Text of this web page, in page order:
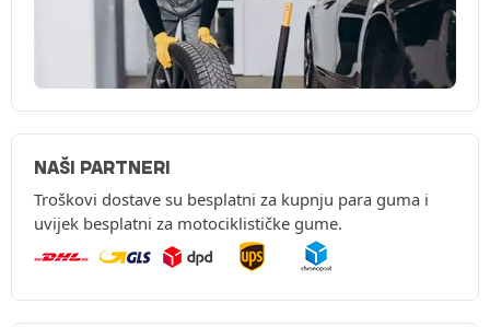
NAŠI PARTNERI
Troškovi dostave su besplatni za kupnju para guma i
uvijek besplatni za motociklističke gume.